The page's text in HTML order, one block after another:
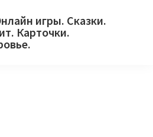
игры. Сказки.
Карточки.